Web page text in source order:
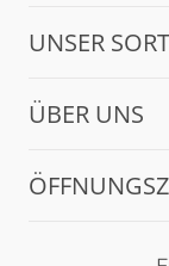
UNSER
ÜBER UNS